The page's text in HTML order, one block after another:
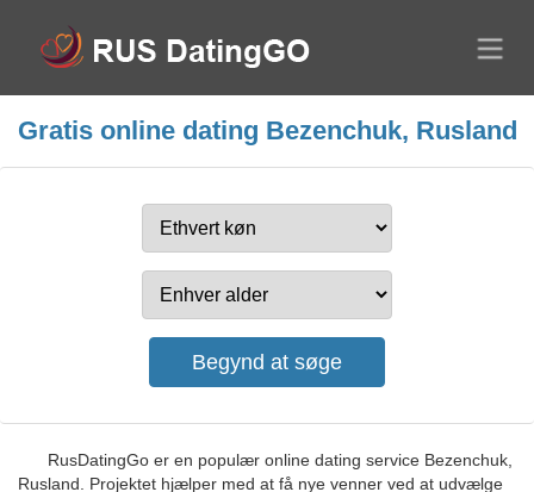
Gratis online dating Bezenchuk, Rusland
RusDatingGo er en populær online dating service Bezenchuk,
Rusland. Projektet hjælper med at få nye venner ved at udvælge